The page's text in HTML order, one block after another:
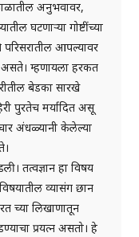
अनुभवावर,
घटणाऱ्या गोष्टींच्या
परिसरातील आपल्यावर
असते। म्हणायला हरकत
बेडका सारखे
पुरतेच मर्यादित असू
अंधळ्यानी केलेल्या
तत्वज्ञान हा विषय
व्यासंग छान
च्या लिखाणातून
प्रयत्न असतो। हे